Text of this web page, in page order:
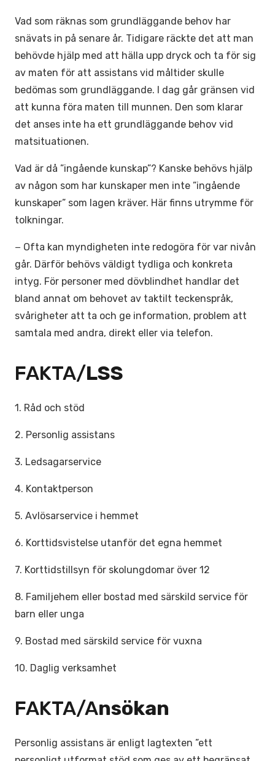
Vad som räknas som grundläggande behov har
snävats in på senare år. Tidigare räckte det att man
behövde hjälp med att hälla upp dryck och ta för sig
av maten för att assistans vid måltider skulle
bedömas som grundläggande. I dag går gränsen vid
att kunna föra maten till munnen. Den som klarar
det anses inte ha ett grundläggande behov vid
matsituationen.
Vad är då ”ingående kunskap”? Kanske behövs hjälp
av någon som har kunskaper men inte ”ingående
kunskaper” som lagen kräver. Här finns utrymme för
tolkningar.
− Ofta kan myndigheten inte redogöra för var nivån
går. Därför behövs väldigt tydliga och konkreta
intyg. För personer med dövblindhet handlar det
bland annat om behovet av taktilt teckenspråk,
svårigheter att ta och ge information, problem att
samtala med andra, direkt eller via telefon.
FAKTA/LSS
1. Råd och stöd
2. Personlig assistans
3. Ledsagarservice
4. Kontaktperson
5. Avlösarservice i hemmet
6. Korttidsvistelse utanför det egna hemmet
7. Korttidstillsyn för skolungdomar över 12
8. Familjehem eller bostad med särskild service för
barn eller unga
9. Bostad med särskild service för vuxna
10. Daglig verksamhet
FAKTA/Ansökan
Personlig assistans är enligt lagtexten ”ett